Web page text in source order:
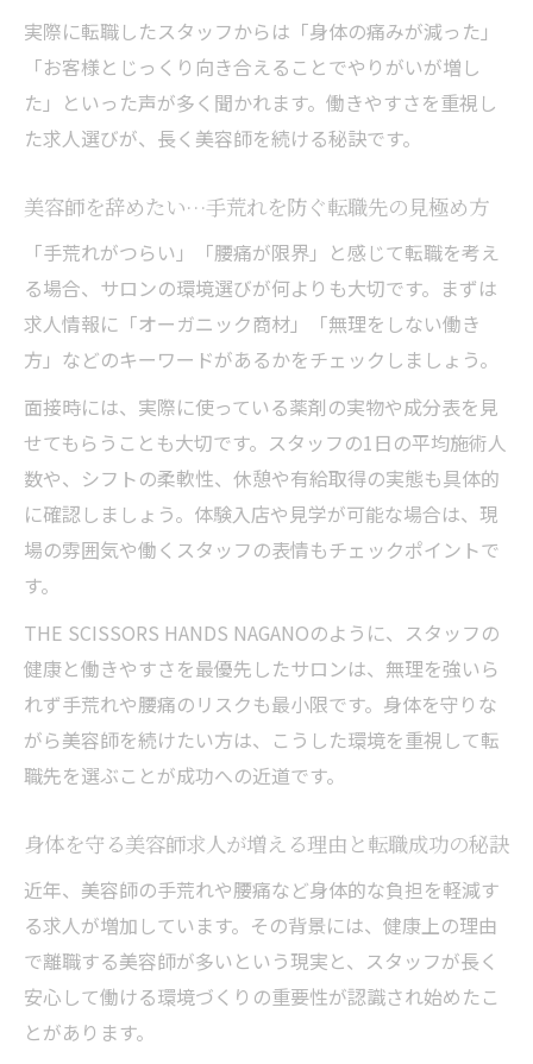
実際に転職したスタッフからは「身体の痛みが減った」
「お客様とじっくり向き合えることでやりがいが増し
た」といった声が多く聞かれます。働きやすさを重視し
た求人選びが、長く美容師を続ける秘訣です。
美容師を辞めたい…手荒れを防ぐ転職先の見極め方
「手荒れがつらい」「腰痛が限界」と感じて転職を考え
る場合、サロンの環境選びが何よりも大切です。まずは
求人情報に「オーガニック商材」「無理をしない働き
方」などのキーワードがあるかをチェックしましょう。
面接時には、実際に使っている薬剤の実物や成分表を見
せてもらうことも大切です。スタッフの1日の平均施術人
数や、シフトの柔軟性、休憩や有給取得の実態も具体的
に確認しましょう。体験入店や見学が可能な場合は、現
場の雰囲気や働くスタッフの表情もチェックポイントで
す。
THE SCISSORS HANDS NAGANOのように、スタッフの
健康と働きやすさを最優先したサロンは、無理を強いら
れず手荒れや腰痛のリスクも最小限です。身体を守りな
がら美容師を続けたい方は、こうした環境を重視して転
職先を選ぶことが成功への近道です。
身体を守る美容師求人が増える理由と転職成功の秘訣
近年、美容師の手荒れや腰痛など身体的な負担を軽減す
る求人が増加しています。その背景には、健康上の理由
で離職する美容師が多いという現実と、スタッフが長く
安心して働ける環境づくりの重要性が認識され始めたこ
とがあります。